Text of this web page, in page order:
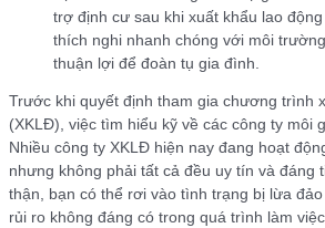
trợ định cư sau khi xuất khẩu lao
thích nghi nhanh chóng với môi
thuận lợi để đoàn tụ gia đình.
Trước khi quyết định tham gia chương trình
(XKLĐ), việc tìm hiểu kỹ về các công ty môi
Nhiều công ty XKLĐ hiện nay đang hoạt
nhưng không phải tất cả đều uy tín và đáng
thận, bạn có thể rơi vào tình trạng bị lừa
rủi ro không đáng có trong quá trình làm